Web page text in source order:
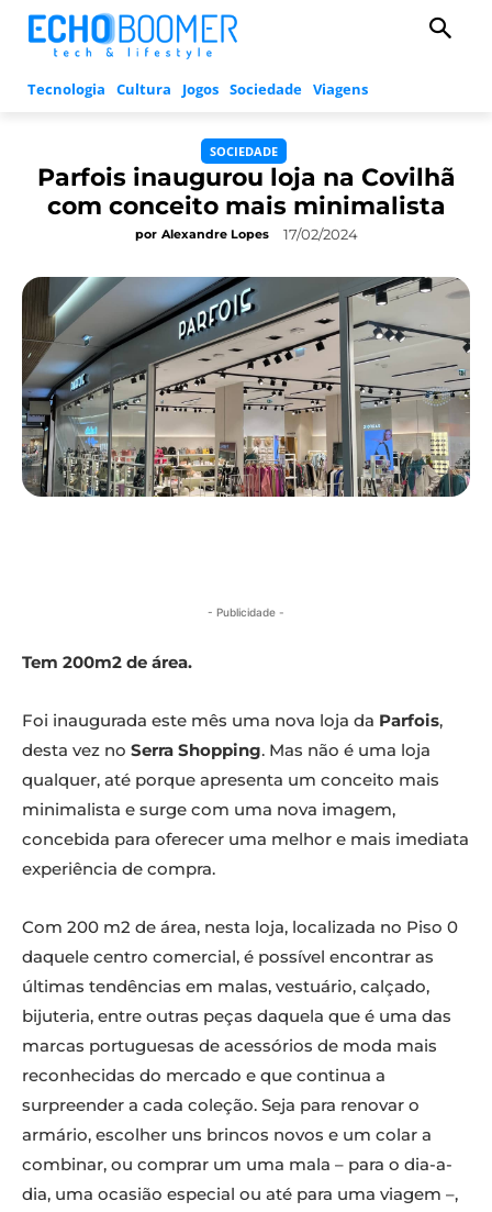
Tecnologia Cultura Jogos Sociedade Viagens
SOCIEDADE
Parfois inaugurou loja na Covilhã
com conceito mais minimalista
por Alexandre Lopes 17/02/2024
- Publicidade -
Tem 200m2 de área.
Foi inaugurada este mês uma nova loja da Parfois,
desta vez no Serra Shopping. Mas não é uma loja
qualquer, até porque apresenta um conceito mais
minimalista e surge com uma nova imagem,
concebida para oferecer uma melhor e mais imediata
experiência de compra.
Com 200 m2 de área, nesta loja, localizada no Piso 0
daquele centro comercial, é possível encontrar as
últimas tendências em malas, vestuário, calçado,
bijuteria, entre outras peças daquela que é uma das
marcas portuguesas de acessórios de moda mais
reconhecidas do mercado e que continua a
surpreender a cada coleção. Seja para renovar o
armário, escolher uns brincos novos e um colar a
combinar, ou comprar um uma mala – para o dia-a-
dia, uma ocasião especial ou até para uma viagem –,